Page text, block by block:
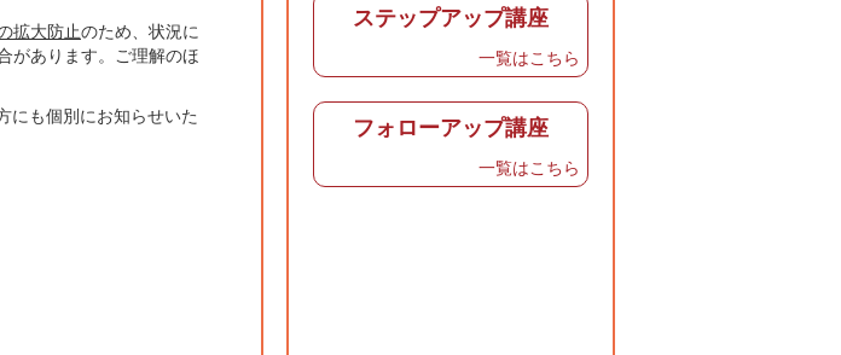
拡大防止のため、状況に
があります。ご理解のほ
にも個別にお知らせいた
ステップアップ講座
一覧はこちら
フォローアップ講座
一覧はこちら